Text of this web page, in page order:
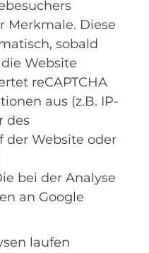
Merkmale. Diese
sobald
Website
reCAPTCHA
aus (z.B. IP-
des
der Website oder
bei der Analyse
an Google
laufen